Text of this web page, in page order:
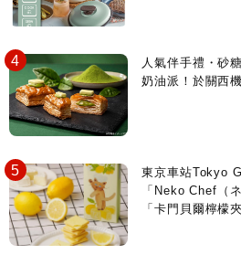
人氣伴手禮・砂
奶油派！於關西
東京車站Tokyo
「Neko Chef（
「卡門貝爾檸檬